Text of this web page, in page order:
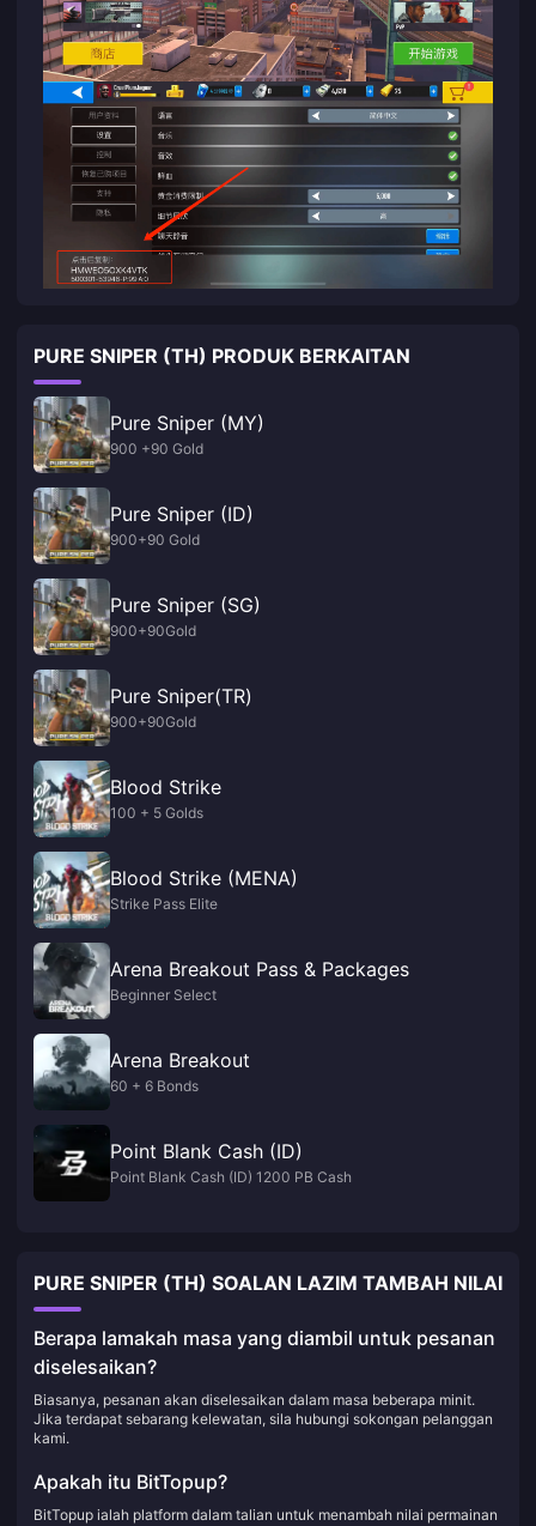
PURE SNIPER (TH) PRODUK BERKAITAN
Pure Sniper (MY)
900 +90 Gold
Pure Sniper (ID)
900+90 Gold
Pure Sniper (SG)
900+90Gold
Pure Sniper(TR)
900+90Gold
Blood Strike
100 + 5 Golds
Blood Strike (MENA)
Strike Pass Elite
Arena Breakout Pass & Packages
Beginner Select
Arena Breakout
60 + 6 Bonds
Point Blank Cash (ID)
Point Blank Cash (ID) 1200 PB Cash
PURE SNIPER (TH) SOALAN LAZIM TAMBAH NILAI
Berapa lamakah masa yang diambil untuk pesanan
diselesaikan?
Biasanya, pesanan akan diselesaikan dalam masa beberapa minit.
Jika terdapat sebarang kelewatan, sila hubungi sokongan pelanggan
kami.
Apakah itu BitTopup?
BitTopup ialah platform dalam talian untuk menambah nilai permainan